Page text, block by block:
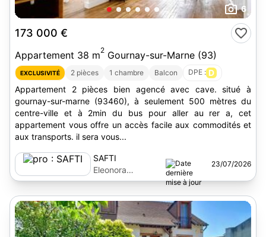
6
173 000 €
Appartement 38 m2 Gournay-sur-Marne (93)
EXCLUSIVITÉ 2 pièces 1 chambre Balcon DPE : D
Appartement 2 pièces bien agencé avec cave. situé à
gournay-sur-marne (93460), à seulement 500 mètres du
centre-ville et à 2min du bus pour aller au rer a, cet
appartement vous offre un accès facile aux commodités et
aux transports. il sera vous...
SAFTI
Eleonora
Cernovod
23/07/2026